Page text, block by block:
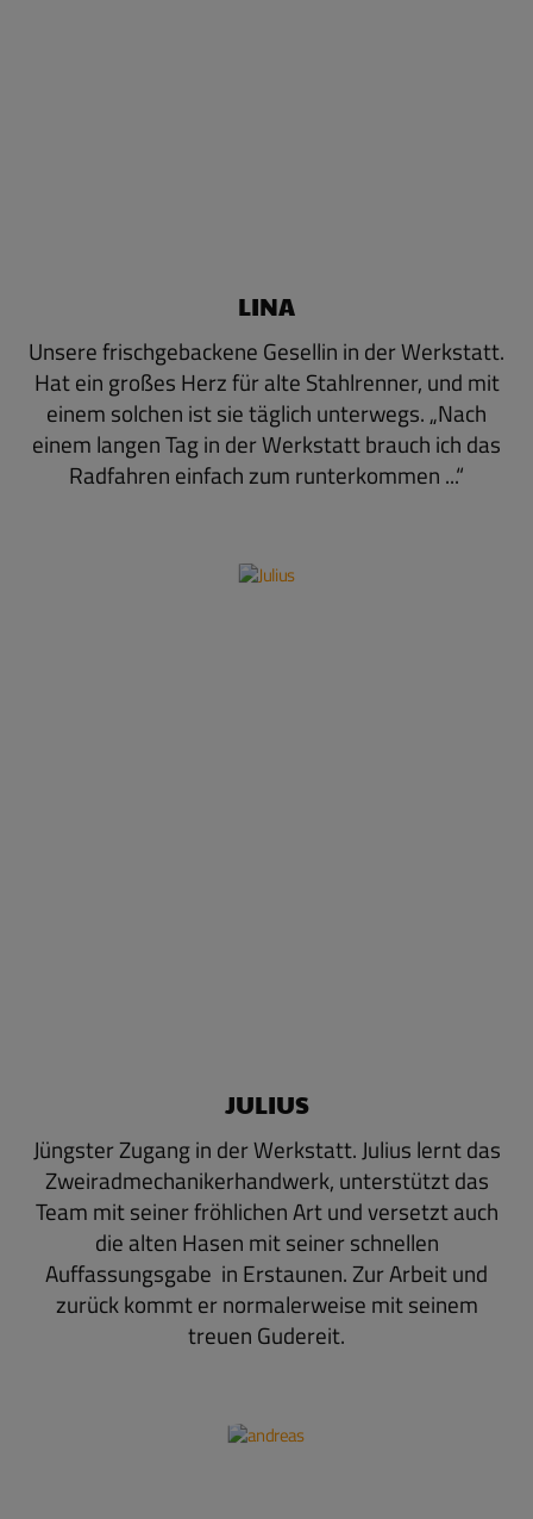
LINA
Unsere frischgebackene Gesellin in der Werkstatt.
Hat ein großes Herz für alte Stahlrenner, und mit
einem solchen ist sie täglich unterwegs. „Nach
einem langen Tag in der Werkstatt brauch ich das
Radfahren einfach zum runterkommen ...“
JULIUS
Jüngster Zugang in der Werkstatt. Julius lernt das
Zweiradmechanikerhandwerk, unterstützt das
Team mit seiner fröhlichen Art und versetzt auch
die alten Hasen mit seiner schnellen
Auffassungsgabe in Erstaunen. Zur Arbeit und
zurück kommt er normalerweise mit seinem
treuen Gudereit.